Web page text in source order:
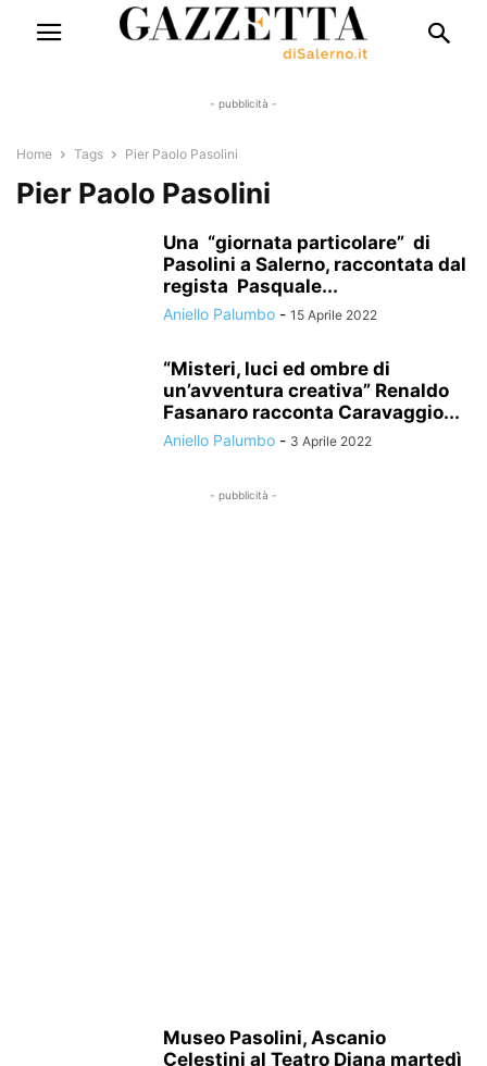
- pubblicità -
Home Tags Pier Paolo Pasolini
Pier Paolo Pasolini
Una “giornata particolare” di
Pasolini a Salerno, raccontata dal
regista Pasquale...
Aniello Palumbo - 15 Aprile 2022
“Misteri, luci ed ombre di
un’avventura creativa” Renaldo
Fasanaro racconta Caravaggio...
Aniello Palumbo - 3 Aprile 2022
- pubblicità -
Museo Pasolini, Ascanio
Celestini al Teatro Diana martedì